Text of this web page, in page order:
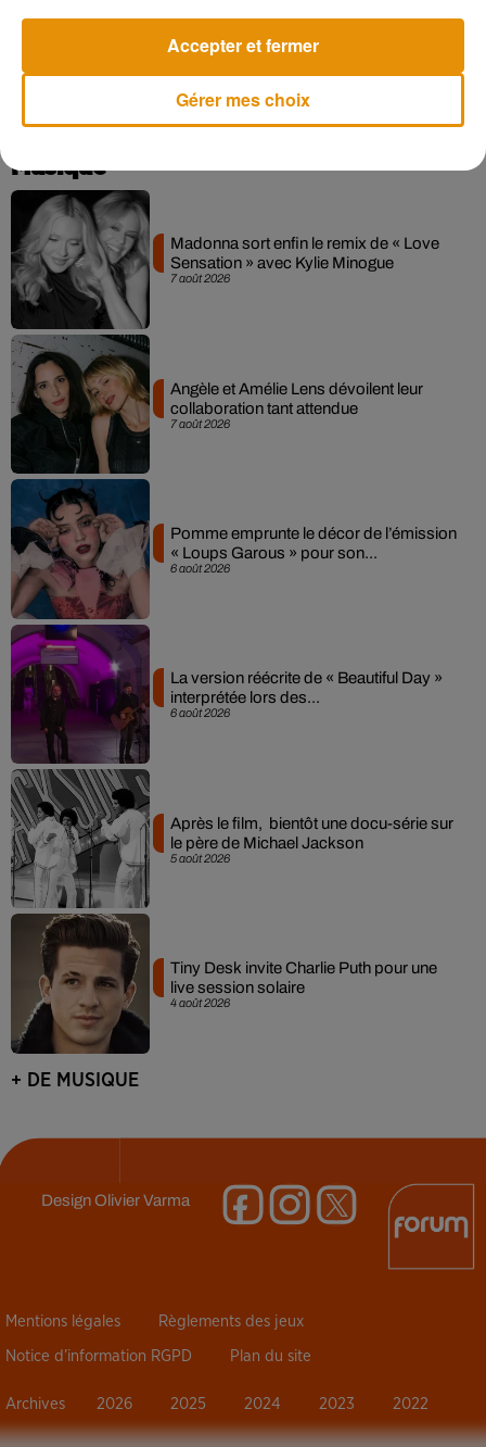
le 14 novembre 2018.
Musique
7 août 2026
Madonna sort enfin le remix de « Love
Sensation » avec Kylie Minogue
7 août 2026
Angèle et Amélie Lens dévoilent leur
collaboration tant attendue
6 août 2026
Pomme emprunte le décor de l’émission
« Loups Garous » pour son...
6 août 2026
La version réécrite de « Beautiful Day »
interprétée lors des...
5 août 2026
Après le film, bientôt une docu-série sur
le père de Michael Jackson
4 août 2026
Tiny Desk invite Charlie Puth pour une
live session solaire
+ DE MUSIQUE
DesignOlivier Varma
Mentions légales Règlements des jeux
Notice d’information RGPD Plan du site
Archives 2026 2025 2024 2023 2022
Gérer mes choix
Accepter et fermer